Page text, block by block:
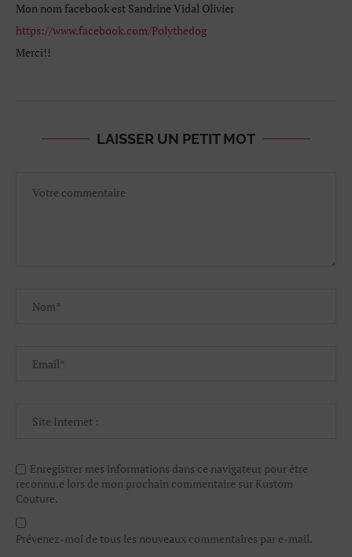
Mon nom facebook est Sandrine Vidal Olivier
https://www.facebook.com/Polythedog
Merci!!
LAISSER UN PETIT MOT
Enregistrer mes informations dans ce navigateur pour être
reconnu.e lors de mon prochain commentaire sur Kustom
Couture.
Prévenez-moi de tous les nouveaux commentaires par e-mail.